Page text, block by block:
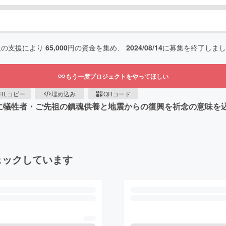
支援により 65,000円の資金を集め、 2024/08/14に募集を終了しま
もう一度プロジェクトをやってほしい
コピー 埋め込み QRコード
牲者・ご先祖の鎮魂供養と地震からの復興を祈念の意味
クしています